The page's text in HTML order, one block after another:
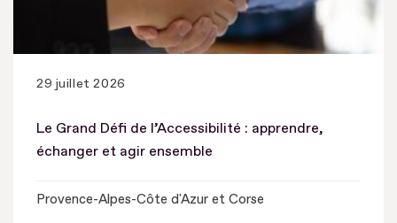
29 juillet 2026
Le Grand Défi de l’Accessibilité : apprendre,
échanger et agir ensemble
Provence-Alpes-Côte d'Azur et Corse